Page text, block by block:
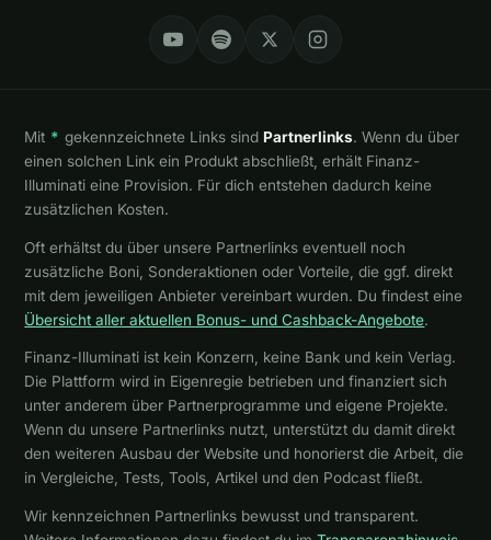
Mit * gekennzeichnete Links sind Partnerlinks. Wenn du über
einen solchen Link ein Produkt abschließt, erhält Finanz-
Illuminati eine Provision. Für dich entstehen dadurch keine
zusätzlichen Kosten.
Oft erhältst du über unsere Partnerlinks eventuell noch
zusätzliche Boni, Sonderaktionen oder Vorteile, die ggf. direkt
mit dem jeweiligen Anbieter vereinbart wurden. Du findest eine
Übersicht aller aktuellen Bonus- und Cashback-Angebote.
Finanz-Illuminati ist kein Konzern, keine Bank und kein Verlag.
Die Plattform wird in Eigenregie betrieben und finanziert sich
unter anderem über Partnerprogramme und eigene Projekte.
Wenn du unsere Partnerlinks nutzt, unterstützt du damit direkt
den weiteren Ausbau der Website und honorierst die Arbeit, die
in Vergleiche, Tests, Tools, Artikel und den Podcast fließt.
Wir kennzeichnen Partnerlinks bewusst und transparent.